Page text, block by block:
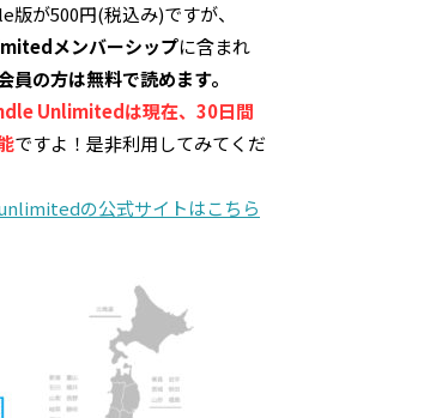
が500円(税込み)ですが、
メンバーシップに含まれ
員の方は無料で読めます。
Unlimitedは現在、30日間
ですよ！是非利用してみてくだ
の公式サイトはこちら